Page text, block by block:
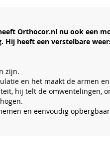
Orthocor.nl nu ook een
heeft een verstelbare
zijn.
en het maakt de armen
hij telt de
en eenvoudig